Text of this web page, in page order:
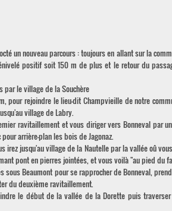
un nouveau parcours : toujours en allant sur la
positif soit 150 m de plus et le retour du
par le village de la Souchère
pour rejoindre le lieu-dit Champvieille de notre
village de Labry.
ravitaillement et vous diriger vers Bonneval par
arrière-plan les bois de Jagonaz.
irez jusqu'au village de la Nautelle par la vallée oû
pont en pierres jointées, et vous voilà "au pied
Beaumont pour se rapprocher de Bonneval,
du deuxième ravitaillement.
le début de la vallée de la Dorette puis